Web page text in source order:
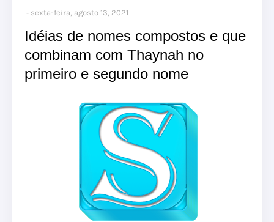
sexta-feira, agosto 13, 2021
Idéias de nomes compostos e que
combinam com Thaynah no
primeiro e segundo nome